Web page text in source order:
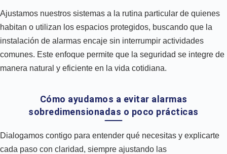
Ajustamos nuestros sistemas a la rutina particular de quienes
habitan o utilizan los espacios protegidos, buscando que la
instalación de alarmas encaje sin interrumpir actividades
comunes. Este enfoque permite que la seguridad se integre de
manera natural y eficiente en la vida cotidiana.
Cómo ayudamos a evitar alarmas
sobredimensionadas o poco prácticas
Dialogamos contigo para entender qué necesitas y explicarte
cada paso con claridad, siempre ajustando las